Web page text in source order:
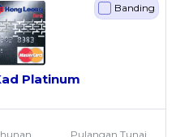
Banding
Platinum
Pulangan Tunai